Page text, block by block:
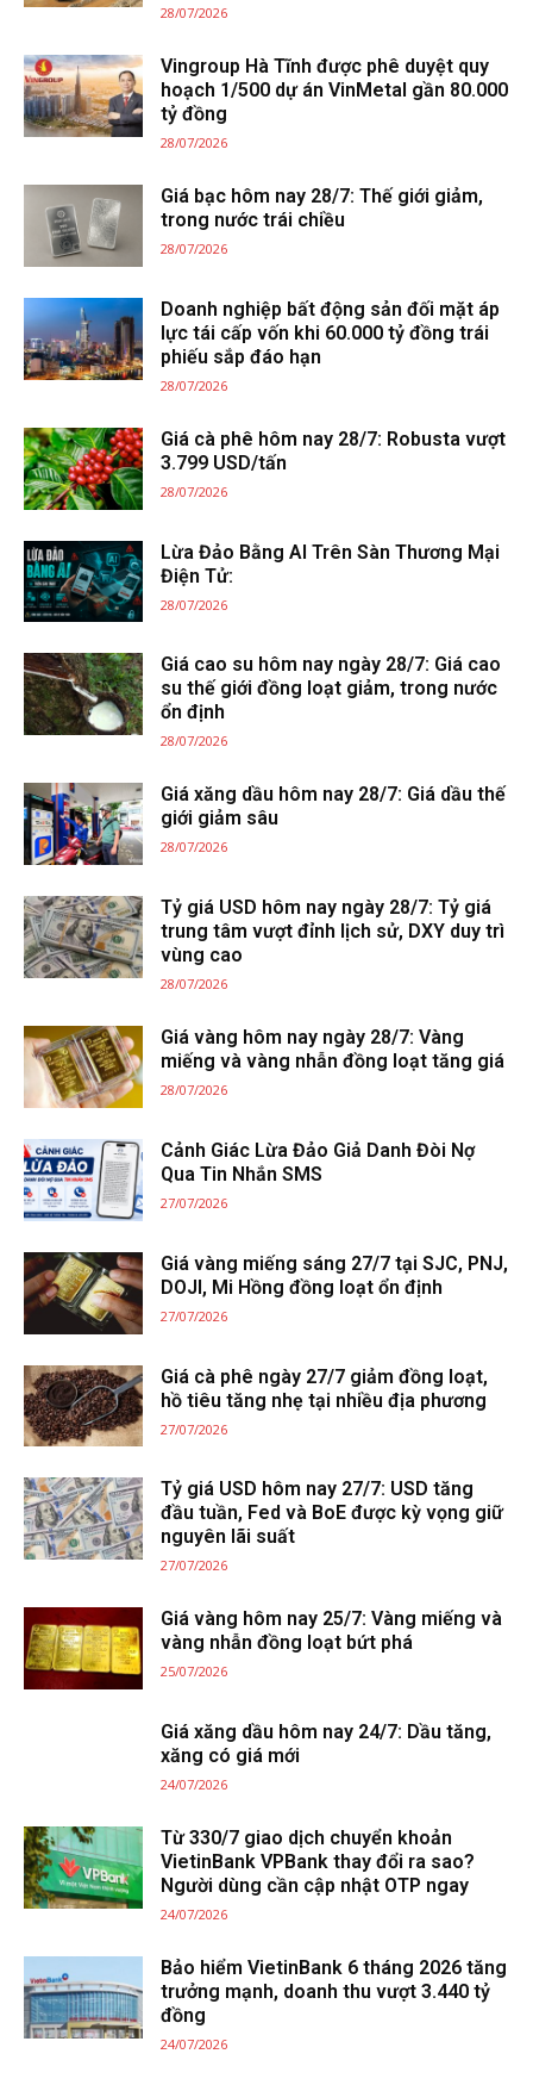
28/07/2026
Vingroup Hà Tĩnh được phê duyệt quy
hoạch 1/500 dự án VinMetal gần 80.000
tỷ đồng
28/07/2026
Giá bạc hôm nay 28/7: Thế giới giảm,
trong nước trái chiều
28/07/2026
Doanh nghiệp bất động sản đối mặt áp
lực tái cấp vốn khi 60.000 tỷ đồng trái
phiếu sắp đáo hạn
28/07/2026
Giá cà phê hôm nay 28/7: Robusta vượt
3.799 USD/tấn
28/07/2026
Lừa Đảo Bằng AI Trên Sàn Thương Mại
Điện Tử:
28/07/2026
Giá cao su hôm nay ngày 28/7: Giá cao
su thế giới đồng loạt giảm, trong nước
ổn định
28/07/2026
Giá xăng dầu hôm nay 28/7: Giá dầu thế
giới giảm sâu
28/07/2026
Tỷ giá USD hôm nay ngày 28/7: Tỷ giá
trung tâm vượt đỉnh lịch sử, DXY duy trì
vùng cao
28/07/2026
Giá vàng hôm nay ngày 28/7: Vàng
miếng và vàng nhẫn đồng loạt tăng giá
28/07/2026
Cảnh Giác Lừa Đảo Giả Danh Đòi Nợ
Qua Tin Nhắn SMS
27/07/2026
Giá vàng miếng sáng 27/7 tại SJC, PNJ,
DOJI, Mi Hồng đồng loạt ổn định
27/07/2026
Giá cà phê ngày 27/7 giảm đồng loạt,
hồ tiêu tăng nhẹ tại nhiều địa phương
27/07/2026
Tỷ giá USD hôm nay 27/7: USD tăng
đầu tuần, Fed và BoE được kỳ vọng giữ
nguyên lãi suất
27/07/2026
Giá vàng hôm nay 25/7: Vàng miếng và
vàng nhẫn đồng loạt bứt phá
25/07/2026
Giá xăng dầu hôm nay 24/7: Dầu tăng,
xăng có giá mới
24/07/2026
Từ 330/7 giao dịch chuyển khoản
VietinBank VPBank thay đổi ra sao?
Người dùng cần cập nhật OTP ngay
24/07/2026
Bảo hiểm VietinBank 6 tháng 2026 tăng
trưởng mạnh, doanh thu vượt 3.440 tỷ
đồng
24/07/2026